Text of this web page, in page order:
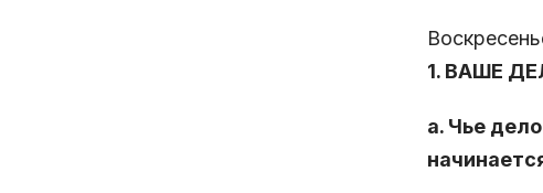
1. ВАШЕ
а. Чье